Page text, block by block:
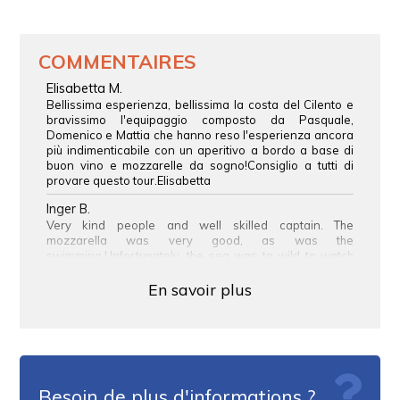
exclusivité. Écrivez-nous à support@esperi.it pour
expérience unique sur mesure.
COMMENTAIRES
Elisabetta M.
Bellissima esperienza, bellissima la costa del Cilento e
bravissimo l'equipaggio composto da Pasquale,
Domenico e Mattia che hanno reso l'esperienza ancora
più indimenticabile con un aperitivo a bordo a base di
buon vino e mozzarelle da sogno!Consiglio a tutti di
provare questo tour.Elisabetta
Inger B.
Very kind people and well skilled captain. The
mozzarella was very good, as was the
swimming.Unfortunately, the sea was to wild to watch
send to us made up for it!En savoir plus